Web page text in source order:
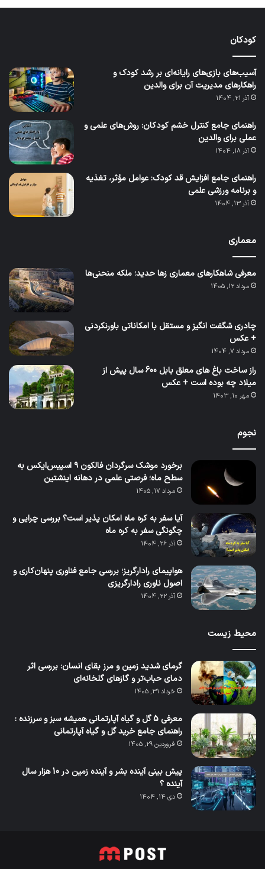
کودکان
آسیب‌های بازی‌های رایانه‌ای بر رشد کودک و
راهکارهای مدیریت آن برای والدین
آذر 21, 1404
راهنمای جامع کنترل خشم کودکان: روش‌های علمی و
عملی برای والدین
آذر 18, 1404
راهنمای جامع افزایش قد کودک: عوامل مؤثر، تغذیه
و برنامه ورزشی علمی
آذر 13, 1404
معماری
معرفی شاهکارهای معماری زها حدید؛ ملکه منحنی‌ها
مرداد 12, 1405
چادری شگفت انگیز و مستقل با امکاناتی باورنکردنی
+ عکس
مرداد 7, 1404
راز ساخت باغ های معلق بابل 600 سال پیش از
میلاد چه بوده است + عکس
مهر 10, 1403
نجوم
برخورد موشک سرگردان فالکون ۹ اسپیس‌ایکس به
سطح ماه؛ فرصتی علمی در دهانه اینشتین
مرداد 17, 1405
آیا سفر به کره ماه امکان پذیر است؟ بررسی چرایی و
چگونگی سفر به کره ماه
آذر 26, 1404
هواپیمای رادارگریز؛ بررسی جامع فناوری پنهان‌کاری و
اصول ناوری رادارگریزی
آذر 22, 1404
محیط زیست
گرمای شدید زمین و مرز بقای انسان: بررسی اثر
دمای حباب‌تر و گازهای گلخانه‌ای
خرداد 31, 1405
معرفی 5 گل و گیاه آپارتمانی همیشه سبز و سرزنده :
راهنمای جامع خرید گل و گیاه آپارتمانی
فروردین 29, 1405
پیش بینی آینده بشر و آینده زمین در 10 هزار سال
آینده ؟
دی 14, 1404